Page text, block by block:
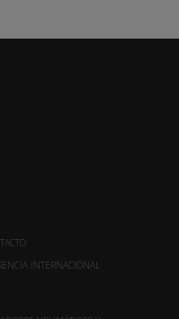
INTERNACIONAL